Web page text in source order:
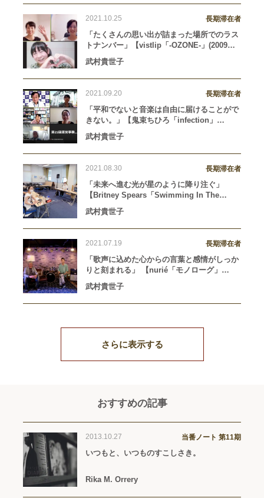
2021.10.25 長期滞在者
「たくさんの思い出が詰まった場所でのラス
トナンバー」【vistlip「-OZONE-」(2009年8
月5日リリース）】
武村貴世子
2021.09.20 長期滞在者
「平和でないと音楽は自由に届けることがで
きない。」【鬼束ちひろ「infection」
（2001年9月7日リリース）】
武村貴世子
2021.08.30 長期滞在者
「未来へ進む光が星のように降り注ぐ」
【Britney Spears「Swimming In The
Stars」（2020年12月2日リリース）】
武村貴世子
2021.07.19 長期滞在者
「歌声に込めた心からの言葉と感情がしっか
りと刻まれる」 【nurié「モノローグ」
（2019年8月14日リリース）】
武村貴世子
さらに表示する
おすすめの記事
2013.10.27 当番ノート 第11期
いつもと、いつものすこしさき。
Rika M. Orrery